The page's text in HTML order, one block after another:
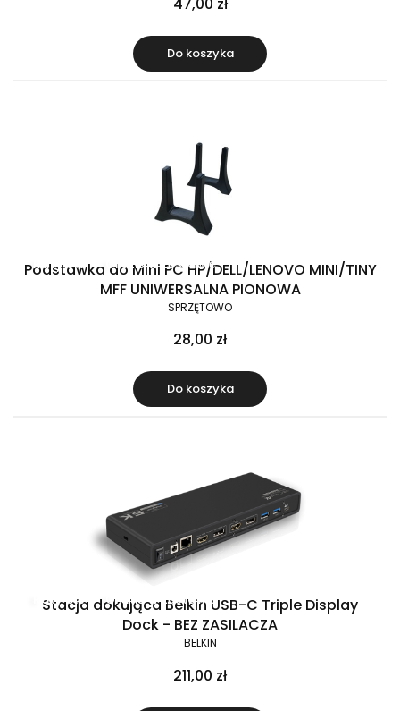
Do koszyka
Raty 0% Gratis w zestawie
Podstawka do Mini PC HP/DELL/LENOVO MINI/TINY
MFF UNIWERSALNA PIONOWA
SPRZĘTOWO
28,00 zł
Do koszyka
Raty 0% Gratis w zestawie
Stacja dokująca Belkin USB-C Triple Display
Dock - BEZ ZASILACZA
BELKIN
211,00 zł